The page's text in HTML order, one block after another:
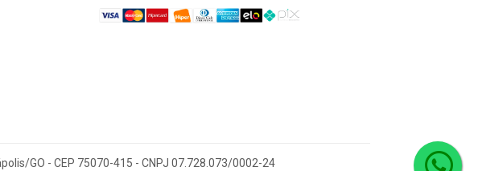
GO - CEP 75070-415 - CNPJ 07.728.073/0002-24